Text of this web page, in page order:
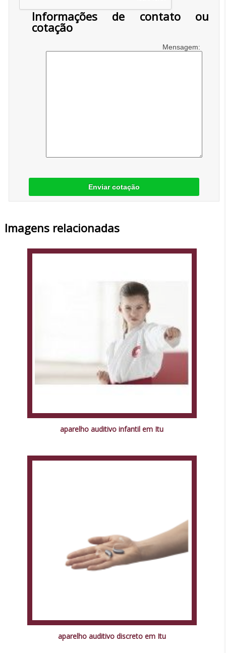
Informações de contato ou
cotação
Mensagem:
Enviar cotação
Imagens relacionadas
aparelho auditivo infantil em Itu
aparelho auditivo discreto em Itu